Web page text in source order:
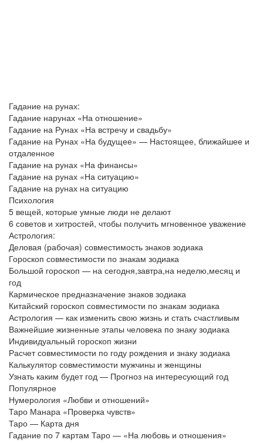
Гадание на рунах:
Гадание нарунах «На отношение»
Гадание на Рунах «На встречу и свадьбу»
Гадание на Рунах «На будущее» — Настоящее, ближайшее и
отдаленное
Гадание на рунах «На финансы»
Гадание на рунах «На ситуацию»
Гадание на рунах на ситуацию
Психология
5 вещей, которые умные люди не делают
6 советов и хитростей, чтобы получить мгновенное уважение
Астрология:
Деловая (рабочая) совместимость знаков зодиака
Гороскоп совместимости по знакам зодиака
Большой гороскоп — на сегодня,завтра,на неделю,месяц и
год
Кармическое предназначение знаков зодиака
Китайский гороскоп совместимости по знакам зодиака
Астрология — как изменить свою жизнь и стать счастливым
Важнейшие жизненные этапы человека по знаку зодиака
Индивидуальный гороскоп жизни
Расчет совместимости по году рождения и знаку зодиака
Калькулятор совместимости мужчины и женщины
Узнать каким будет год — Прогноз на интересующий год
Популярное
Нумерология «Любви и отношений»
Таро Манара «Проверка чувств»
Таро — Карта дня
Гадание по 7 картам Таро — «На любовь и отношения»